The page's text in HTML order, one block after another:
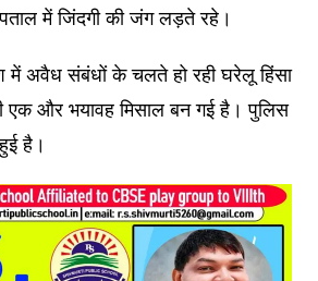
में जिंदगी की जंग लड़ते रहे।
में अवैध संबंधों के चलते हो रही घरेलू हिंसा
और भयावह मिसाल बन गई है। पुलिस
है।